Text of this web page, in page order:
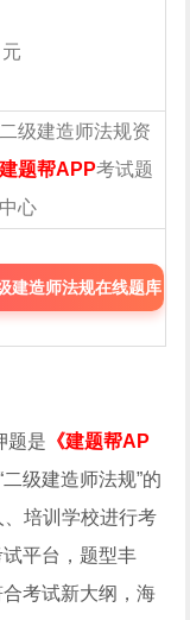
二级建造师法规资
建题帮APP考试题
心
建造师法规在线题库
题是 《建题帮AP
级建造师法规”的
培训学校进行考
平台，题型丰
考试新大纲，海